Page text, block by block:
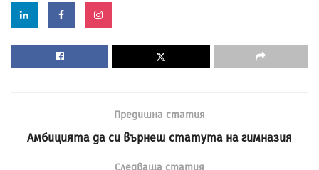
Предишна статия
Амбицията да си върнеш статута на гимназия
Следваща статия